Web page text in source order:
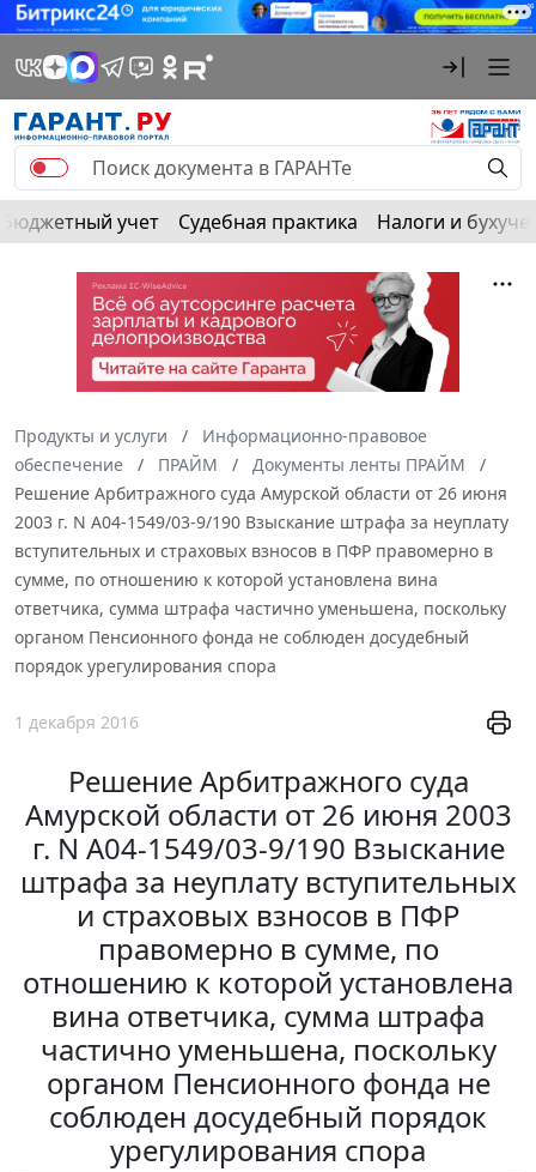
Бюджетный учет Судебная практика Налоги и
Продукты и услуги
Информационно-правовое
обеспечение
ПРАЙМ
Документы ленты ПРАЙМ
Решение Арбитражного суда Амурской области от 26 июня
2003 г. N А04-1549/03-9/190 Взыскание штрафа за неуплату
вступительных и страховых взносов в ПФР правомерно в
сумме, по отношению к которой установлена вина
ответчика, сумма штрафа частично уменьшена, поскольку
органом Пенсионного фонда не соблюден досудебный
порядок урегулирования спора
1 декабря 2016
Решение Арбитражного суда
Амурской области от 26 июня 2003
г. N А04-1549/03-9/190 Взыскание
штрафа за неуплату вступительных
и страховых взносов в ПФР
правомерно в сумме, по
отношению к которой установлена
вина ответчика, сумма штрафа
частично уменьшена, поскольку
органом Пенсионного фонда не
соблюден досудебный порядок
урегулирования спора